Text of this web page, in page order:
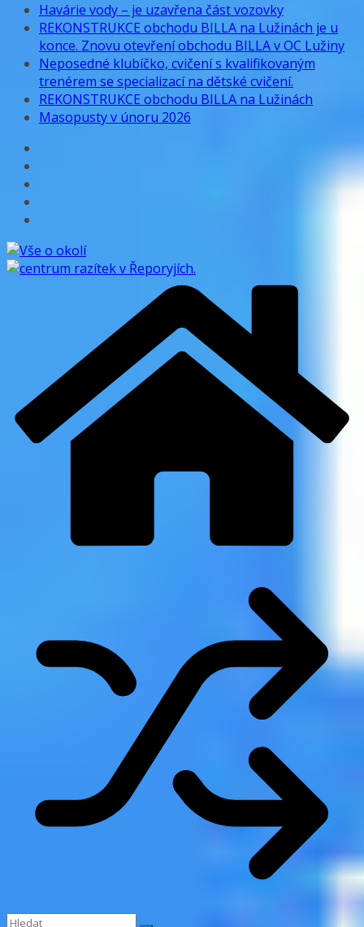
Havárie vody – je uzavřena část vozovky
REKONSTRUKCE obchodu BILLA na Lužinách je u
konce. Znovu otevření obchodu BILLA v OC Lužiny
Neposedné klubíčko, cvičení s kvalifikovaným
trenérem se specializací na dětské cvičení.
REKONSTRUKCE obchodu BILLA na Lužinách
Masopusty v únoru 2026